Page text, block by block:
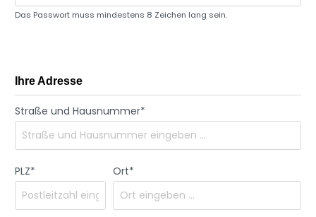
Das Passwort muss mindestens 8 Zeichen lang sein.
Ihre Adresse
Straße und Hausnummer*
PLZ* Ort*